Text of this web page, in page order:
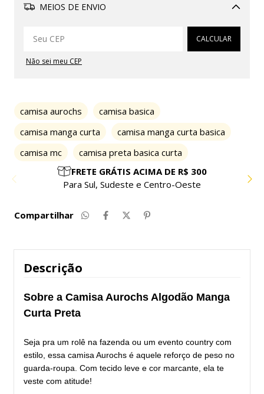
MEIOS DE ENVIO
Alterar CEP
CALCULAR
Não sei meu CEP
camisa aurochs
camisa basica
camisa manga curta
camisa manga curta basica
camisa mc
camisa preta basica curta
PARCELE EM ATÉ 10X SEM JUROS
Compre com facilidade e segurança
Compartilhar
Descrição
Sobre a Camisa Aurochs Algodão Manga
Curta Preta
Seja pra um rolê na fazenda ou um evento country com
estilo, essa camisa Aurochs é aquele reforço de peso no
guarda-roupa. Com tecido leve e cor marcante, ela te
veste com atitude!